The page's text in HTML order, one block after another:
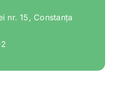
nr. 15, Constanța